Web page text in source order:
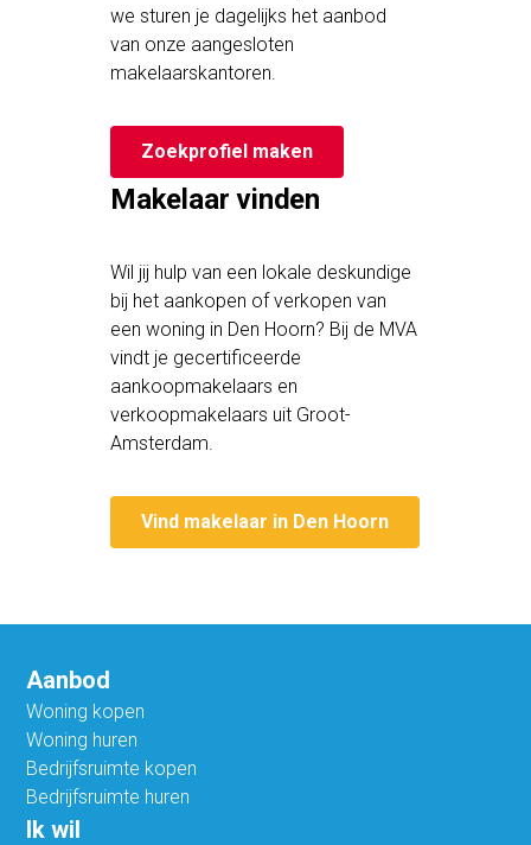
we sturen je dagelijks het aanbod
van onze aangesloten
makelaarskantoren.
Zoekprofiel maken
Makelaar vinden
Wil jij hulp van een lokale deskundige
bij het aankopen of verkopen van
een woning in Den Hoorn? Bij de MVA
vindt je gecertificeerde
aankoopmakelaars en
verkoopmakelaars uit Groot-
Amsterdam.
Vind makelaar in Den Hoorn
Aanbod
Woning kopen
Woning huren
Bedrijfsruimte kopen
Bedrijfsruimte huren
Ik wil